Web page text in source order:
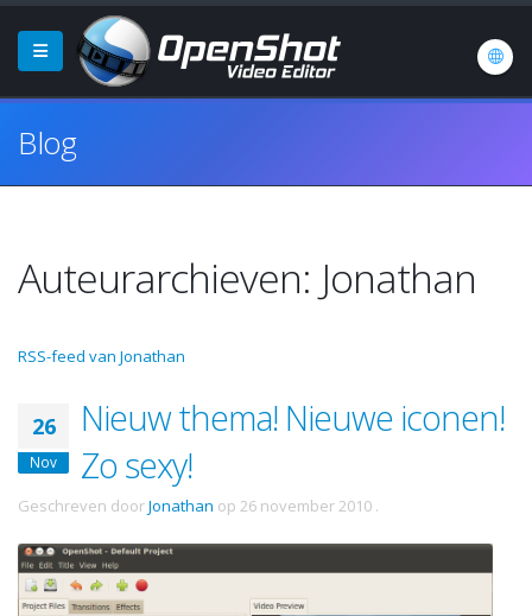
Blog
Auteurarchieven: Jonathan
RSS-feed van Jonathan
26
Nov
Nieuw thema! Nieuwe iconen!
Zo sexy!
Geschreven doorJonathan op 26 november 2010 .